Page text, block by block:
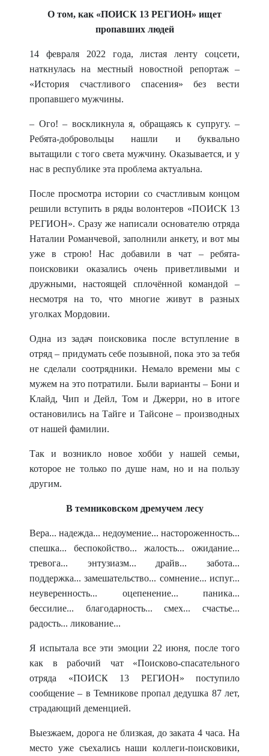
О том, как «ПОИСК 13 РЕГИОН» ищет
пропавших людей
14 февраля 2022 года,листая ленту соцсети,
наткнулась на местный новостной репортаж –
«История счастливого спасения» без вести
пропавшего мужчины.
– Ого! – воскликнула я, обращаясь к супругу. –
Ребята-добровольцы нашли и буквально
вытащили с того света мужчину. Оказывается, и у
нас в республике эта проблема актуальна.
После просмотра истории со счастливым концом
решили вступить в ряды волонтеров «ПОИСК 13
РЕГИОН». Сразу же написали основателю отряда
Наталии Романчевой, заполнили анкету, и вот мы
уже в строю! Нас добавили в чат – ребята-
поисковики оказались очень приветливыми и
дружными, настоящей сплочённой командой –
несмотря на то, что многие живут в разных
уголках Мордовии.
Одна из задач поисковика после вступление в
отряд – придумать себе позывной, пока это за тебя
не сделали соотрядники. Немало времени мы с
мужем на это потратили. Были варианты – Бони и
Клайд, Чип и Дейл, Том и Джерри, но в итоге
остановились на Тайге и Тайсоне – производных
от нашей фамилии.
Так и возникло новое хобби у нашей семьи,
которое не только по душе нам, но и на пользу
другим.
В темниковском дремучем лесу
Вера... надежда... недоумение... настороженность...
спешка... беспокойство... жалость... ожидание...
тревога... энтузиазм... драйв... забота...
поддержка... замешательство... сомнение... испуг...
неуверенность... оцепенение... паника...
бессилие... благодарность... смех... счастье...
радость... ликование...
Я испытала все эти эмоции 22 июня, после того
как в рабочий чат «Поисково-спасательного
отряда «ПОИСК 13 РЕГИОН» поступило
сообщение – в Темникове пропал дедушка 87 лет,
страдающий деменцией.
Выезжаем, дорога не близкая, до заката 4 часа. На
место уже съехались наши коллеги-поисковики,